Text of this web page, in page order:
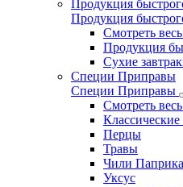
Продукция
Продукция
Смотреть
Продукция
Сухие
Специи Приправы
Специи Приправы
Смотреть
Перцы
Травы
Чили Паприка
Уксус